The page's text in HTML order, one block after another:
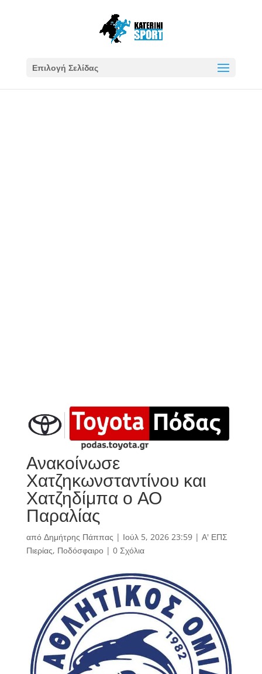
Επιλογή Σελίδας
Ανακοίνωσε
Χατζηκωνσταντίνου και
Χατζηδίμπα ο ΑΟ
Παραλίας
από Δημήτρης Πάππας | Ιούλ 5, 2026 23:59| Α' ΕΠΣ
Πιερίας, Ποδόσφαιρο| 0 Σχόλια